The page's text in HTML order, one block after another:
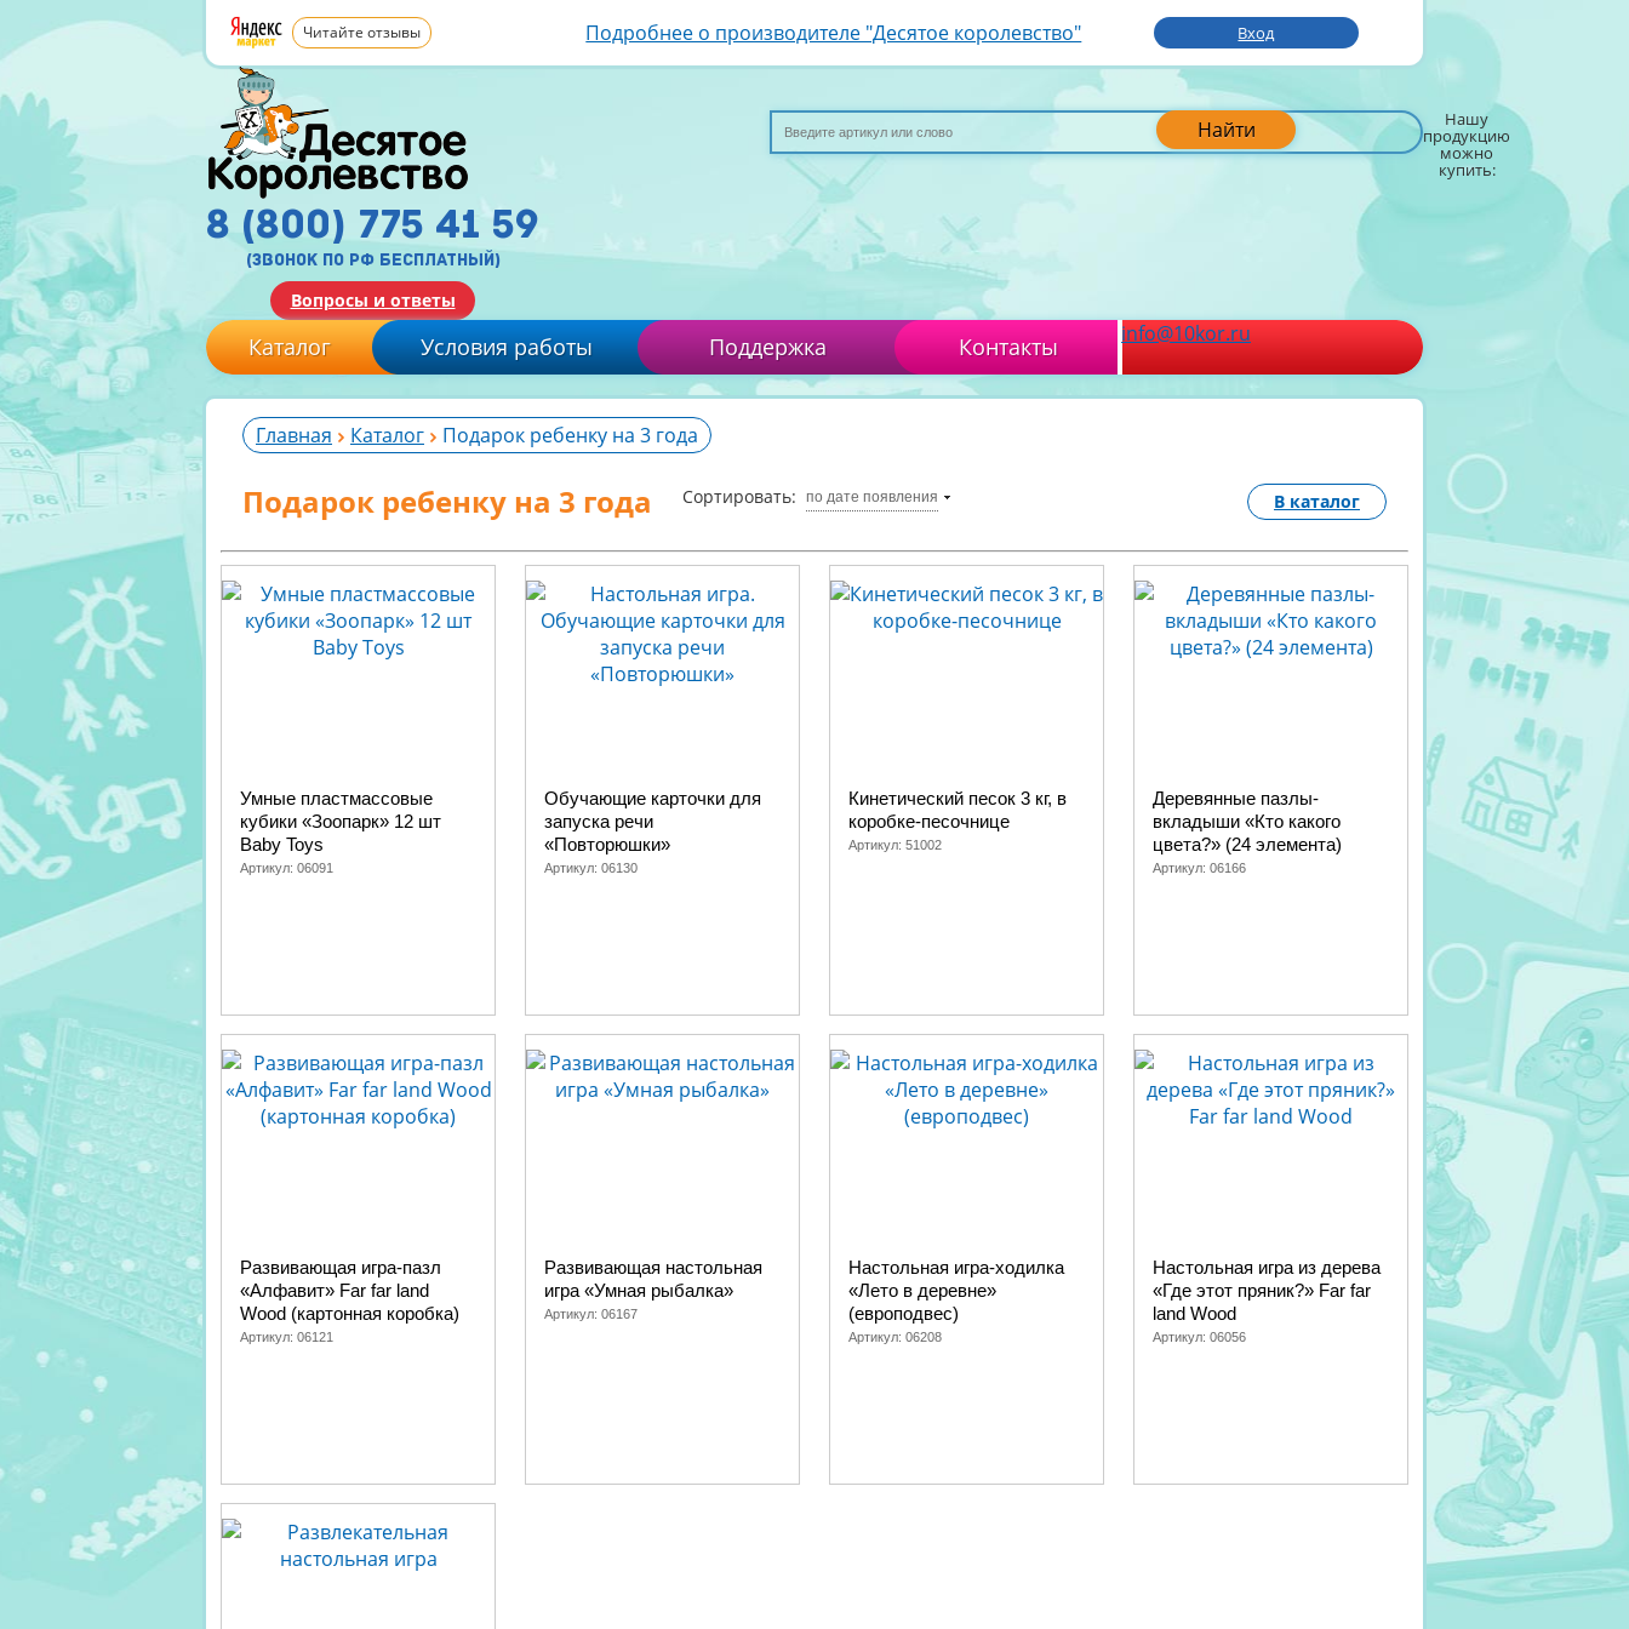
Читайте отзывы Подробнее о производителе "Десятое королевство" Вход
Найти Нашу
продукцию
можно
купить:
8 (800) 775 41 59
(звонок по рф бесплатный)
Вопросы и ответы
Каталог Условия работы Поддержка Контакты info@10kor.ru
Главная Каталог Подарок ребенку на 3 года
Подарок ребенку на 3 года Сортировать: по дате появления В каталог
Умные пластмассовые
кубики «Зоопарк» 12 шт
Baby Toys
Артикул: 06091
Обучающие карточки для
запуска речи
«Повторюшки»
Артикул: 06130
Кинетический песок 3 кг, в
коробке-песочнице
Артикул: 51002
Деревянные пазлы-
вкладыши «Кто какого
цвета?» (24 элемента)
Артикул: 06166
Развивающая игра-пазл
«Алфавит» Far far land
Wood (картонная коробка)
Артикул: 06121
Развивающая настольная
игра «Умная рыбалка»
Артикул: 06167
Настольная игра-ходилка
«Лето в деревне»
(европодвес)
Артикул: 06208
Настольная игра из дерева
«Где этот пряник?» Far far
land Wood
Артикул: 06056